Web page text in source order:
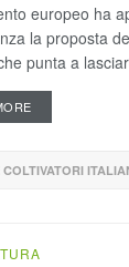
europeo ha
la proposta
punta a
COLTIVATORI